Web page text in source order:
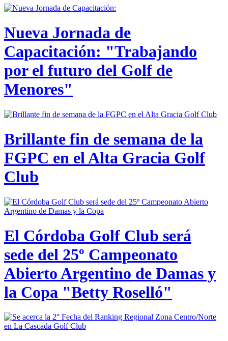
Nueva Jornada de
Capacitación: "Trabajando
por el futuro del Golf de
Menores"
Brillante fin de semana de la
FGPC en el Alta Gracia Golf
Club
El Córdoba Golf Club será
sede del 25º Campeonato
Abierto Argentino de Damas y
la Copa "Betty Roselló"